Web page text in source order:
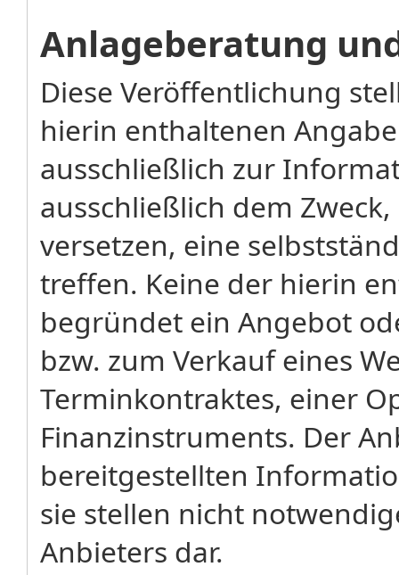
Anlageberatung
Diese Veröffentlichung
hierin enthaltenen
ausschließlich zur
ausschließlich dem
versetzen, eine
treffen. Keine der hierin
begründet ein Angebot
bzw. zum Verkauf eines
Terminkontraktes, einer
Finanzinstruments. Der
bereitgestellten
sie stellen nicht
Anbieters dar.